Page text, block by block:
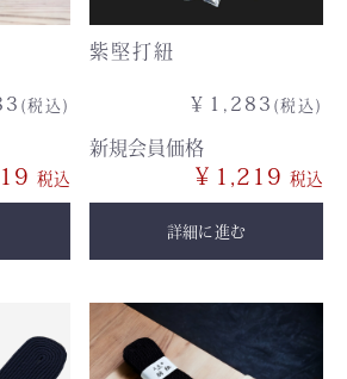
(税込)
紫堅打紐
￥1,283 (税込)
新規会員価格
￥1,219
詳細に進む